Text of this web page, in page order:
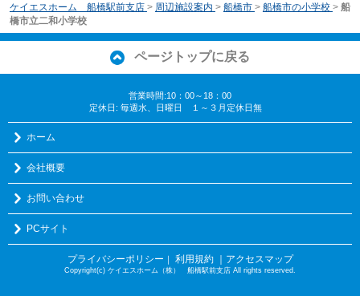
ケイエスホーム 船橋駅前支店 > 周辺施設案内 > 船橋市 > 船橋市の小学校 > 船
橋市立二和小学校
ページトップに戻る
営業時間:10：00～18：00
定休日: 毎週水、日曜日 １～３月定休日無
ホーム
会社概要
お問い合わせ
PCサイト
プライバシーポリシー ｜ 利用規約 ｜アクセスマップ
Copyright(c) ケイエスホーム（株） 船橋駅前支店 All rights reserved.